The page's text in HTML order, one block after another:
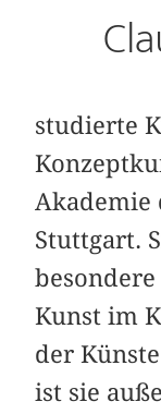
studierte
Akademie
Stuttgart.
Kunst im
der
ist sie